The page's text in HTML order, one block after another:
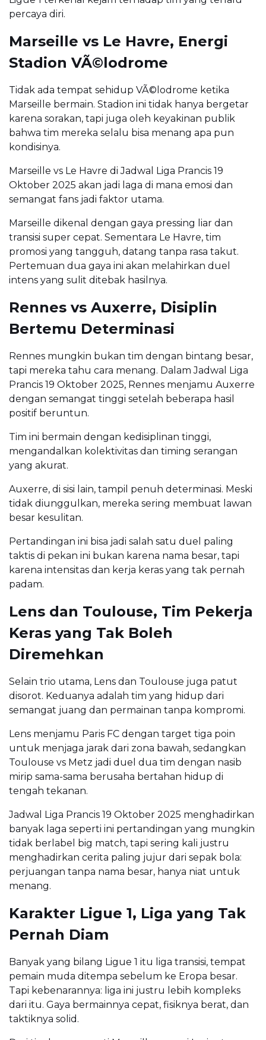
percaya diri.
Marseille vs Le Havre, Energi
Stadion VÃ©lodrome
Tidak ada tempat sehidup VÃ©lodrome ketika
Marseille bermain. Stadion ini tidak hanya bergetar
karena sorakan, tapi juga oleh keyakinan publik
bahwa tim mereka selalu bisa menang apa pun
kondisinya.
Marseille vs Le Havre di Jadwal Liga Prancis 19
Oktober 2025 akan jadi laga di mana emosi dan
semangat fans jadi faktor utama.
Marseille dikenal dengan gaya pressing liar dan
transisi super cepat. Sementara Le Havre, tim
promosi yang tangguh, datang tanpa rasa takut.
Pertemuan dua gaya ini akan melahirkan duel
intens yang sulit ditebak hasilnya.
Rennes vs Auxerre, Disiplin
Bertemu Determinasi
Rennes mungkin bukan tim dengan bintang besar,
tapi mereka tahu cara menang. Dalam Jadwal Liga
Prancis 19 Oktober 2025, Rennes menjamu Auxerre
dengan semangat tinggi setelah beberapa hasil
positif beruntun.
Tim ini bermain dengan kedisiplinan tinggi,
mengandalkan kolektivitas dan timing serangan
yang akurat.
Auxerre, di sisi lain, tampil penuh determinasi. Meski
tidak diunggulkan, mereka sering membuat lawan
besar kesulitan.
Pertandingan ini bisa jadi salah satu duel paling
taktis di pekan ini bukan karena nama besar, tapi
karena intensitas dan kerja keras yang tak pernah
padam.
Lens dan Toulouse, Tim Pekerja
Keras yang Tak Boleh
Diremehkan
Selain trio utama, Lens dan Toulouse juga patut
disorot. Keduanya adalah tim yang hidup dari
semangat juang dan permainan tanpa kompromi.
Lens menjamu Paris FC dengan target tiga poin
untuk menjaga jarak dari zona bawah, sedangkan
Toulouse vs Metz jadi duel dua tim dengan nasib
mirip sama-sama berusaha bertahan hidup di
tengah tekanan.
Jadwal Liga Prancis 19 Oktober 2025 menghadirkan
banyak laga seperti ini pertandingan yang mungkin
tidak berlabel big match, tapi sering kali justru
menghadirkan cerita paling jujur dari sepak bola:
perjuangan tanpa nama besar, hanya niat untuk
menang.
Karakter Ligue 1, Liga yang Tak
Pernah Diam
Banyak yang bilang Ligue 1 itu liga transisi, tempat
pemain muda ditempa sebelum ke Eropa besar.
Tapi kebenarannya: liga ini justru lebih kompleks
dari itu. Gaya bermainnya cepat, fisiknya berat, dan
taktiknya solid.